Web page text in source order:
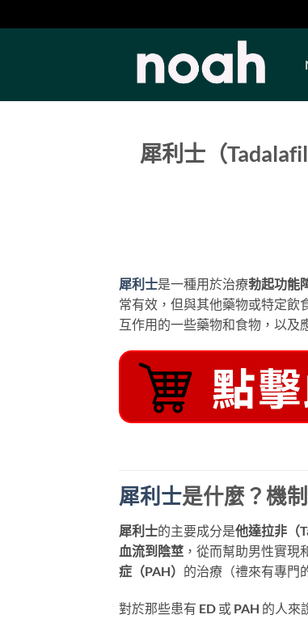
犀利士（
犀利士是一種用於治療勃起功能
常有效，但與其他藥物或特定飲
互作用的一些藥物和食物，以及
犀利士是什麼？機
犀利士的主要成分是他達拉非（
血流到陰莖 ，從而幫助男性實現
症（PAH） 的治療（禮來有專門
對於那些患有 ED ​ 或 PAH 的人來